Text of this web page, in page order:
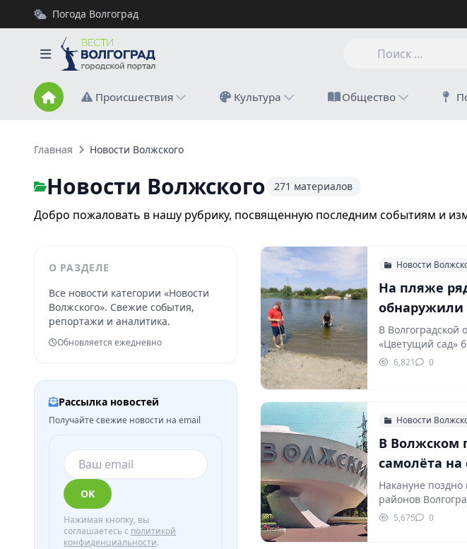
Погода Волгоград
Происшествия Культура Общество
Главная Новости Волжского
Новости Волжского 271 материалов
Добро пожаловать в нашу рубрику, посвященную последним событиям и
О РАЗДЕЛЕ
Все новости категории «Новости
Волжского». Свежие события,
репортажи и аналитика.
Обновляется ежедневно
Рассылка новостей
Получайте свежие новости на email
OK
Нажимая кнопку, вы
соглашаетесь с политикой
конфиденциальности.
Новости
На пляже
обнаружили
В
«Цветущий сад»
6,821 0
Новости
В Волжском
самолёта на
Накануне
районов
многие приняли…
5,675 0